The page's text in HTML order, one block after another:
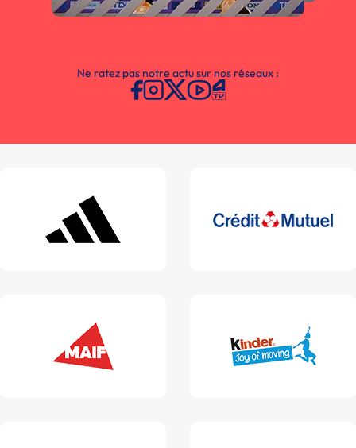
Ne ratez pas notre actu sur nos réseaux :